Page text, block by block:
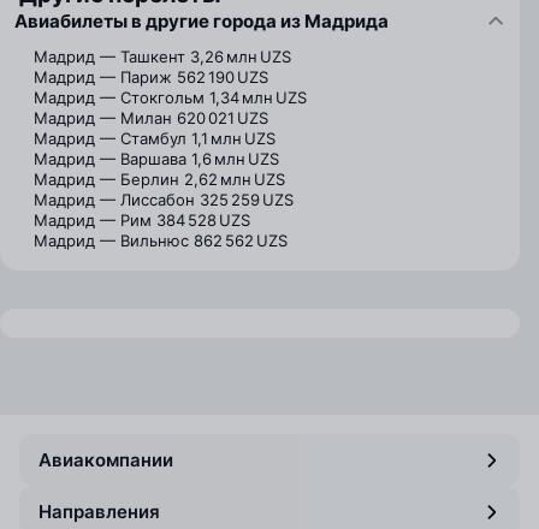
Авиабилеты в другие города из Мадрида
Мадрид — Ташкент 3,26 млн UZS
Мадрид — Париж 562 190 UZS
Мадрид — Стокгольм 1,34 млн UZS
Мадрид — Милан 620 021 UZS
Мадрид — Стамбул 1,1 млн UZS
Мадрид — Варшава 1,6 млн UZS
Мадрид — Берлин 2,62 млн UZS
Мадрид — Лиссабон 325 259 UZS
Мадрид — Рим 384 528 UZS
Мадрид — Вильнюс 862 562 UZS
Авиакомпании
Направления